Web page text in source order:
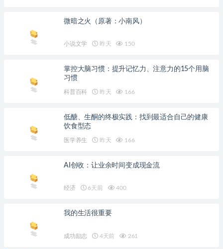
微暗之火（原著：小南风）
小说文学 昨天 150
掌控大脑习惯：提升记忆力、注意力的15个用脑
习惯
科普百科 昨天 166
低醣、生酮的终极实践：找到最适合自己的健康
饮食型态
医学养生 昨天 166
AI创收：让业余时间变成现金流
经济 6天前 400
我的生活很重要
成功励志 4天前 261